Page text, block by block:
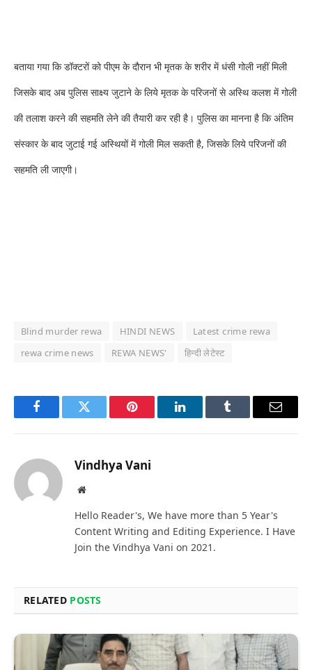
बताया गया कि डॉक्टरों को पीएम के दौरान भी मृतक के शरीर में धंसी गोली नहीं मिली
जिसके बाद अब पुलिस साक्ष्य जुटाने के लिये मृतक के परिजनों से अस्थि कलश में गोली
की तलाश करने की सहमति लेने की तैयारी कर रही है। पुलिस का मानना है कि अंतिम
संस्कार के बाद जुटाई गई अस्थियों में गोली मिल सकती है, जिसके लिये परिजनों की
सहमति ली जाएगी।
Blind murder rewa HINDI NEWS
Latest crime rewa
rewa crime news
REWA NEWS' हिन्दी लेटेस्ट
FacebookTwitter Pinterest LinkedInTumblr Email
Vindhya Vani
Website
Hello Reader's, We have more than 5 Year's
Content Writing and Editing Experience. I Have
Join the Vindhya Vani on 2021.
RELATED POSTS